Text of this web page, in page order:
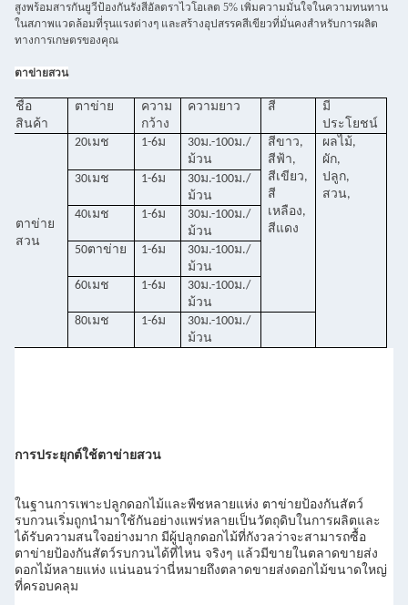
สูงพร้อมสารกันยูวีป้องกันรังสีอัลตราไวโอเลต 5% เพิ่มความมั่นใจในความทนทาน
ในสภาพแวดล้อมที่รุนแรงต่างๆ และสร้างอุปสรรคสีเขียวที่มั่นคงสำหรับการผลิต
ทางการเกษตรของคุณ
ตาข่ายสวน
ชื่อ
สินค้า
ตาข่าย
ความ
กว้าง
ความยาว สี
มี
ประโยชน์
ตาข่าย
สวน
20เมช 1-6ม
30ม.-100ม./
ม้วน
สีขาว,
สีฟ้า,
สีเขียว,
สี
เหลือง,
สีแดง
ผลไม้,
ผัก,
ปลูก,
สวน,
30เมช 1-6ม
30ม.-100ม./
ม้วน
40เมช
1-6ม
30ม.-100ม./
ม้วน
50ตาข่าย
1-6ม
30ม.-100ม./
ม้วน
60เมช
1-6ม
30ม.-100ม./
ม้วน
80เมช
1-6ม
30ม.-100ม./
ม้วน
การประยุกต์ใช้ตาข่ายสวน
ในฐานการเพาะปลูกดอกไม้และพืชหลายแห่ง ตาข่ายป้องกันสัตว์
รบกวนเริ่มถูกนำมาใช้กันอย่างแพร่หลายเป็นวัตถุดิบในการผลิตและ
ได้รับความสนใจอย่างมาก มีผู้ปลูกดอกไม้ที่กังวลว่าจะสามารถซื้อ
ตาข่ายป้องกันสัตว์รบกวนได้ที่ไหน จริงๆ แล้วมีขายในตลาดขายส่ง
ดอกไม้หลายแห่ง แน่นอนว่านี่หมายถึงตลาดขายส่งดอกไม้ขนาดใหญ่
ที่ครอบคลุม